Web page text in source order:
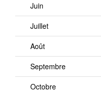
Juin
Juillet
Août
Septembre
Octobre